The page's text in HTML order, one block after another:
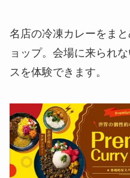
名店の冷凍カレーをま
ョップ。会場に来られ
スを体験できます。